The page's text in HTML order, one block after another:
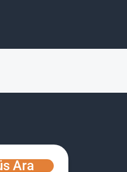
Ara